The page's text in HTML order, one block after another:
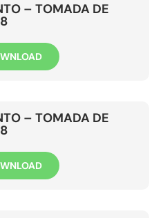
– TOMADA DE
– TOMADA DE